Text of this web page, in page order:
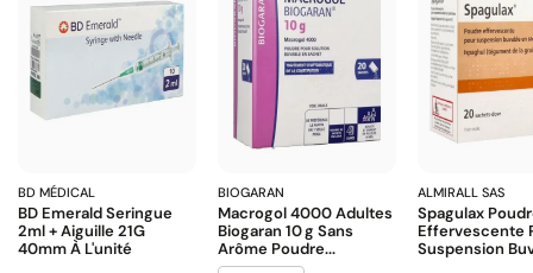
BD MÉDICAL
BD Emerald Seringue
2ml + Aiguille 21G
40mm À L'unité
BIOGARAN
Macrogol 4000 Adultes
Biogaran 10 G Sans
Arôme Poudre...
ALMIRALL SAS
Spagulax
Effervescente
Suspension